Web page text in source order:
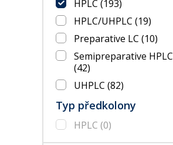
HPLC (193)
HPLC/UHPLC (19)
Preparative LC (10)
Semipreparative HPLC
(42)
UHPLC (82)
Typ předkolony
HPLC (0)